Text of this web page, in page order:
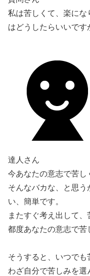
私は苦しくて、楽に
はどうしたらいいです
達人さん
今あなたの意志で苦し
そんなバカな、と思
い、簡単です。
またすぐ考え出して
都度あなたの意志で苦
そうすると、いつで
わざ自分で苦しみを